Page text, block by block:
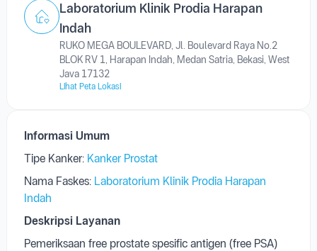
Laboratorium Klinik Prodia Harapan
Indah
RUKO MEGA BOULEVARD, Jl. Boulevard Raya No.2
BLOK RV 1, Harapan Indah, Medan Satria, Bekasi, West
Java 17132
Lihat Peta Lokasi
Informasi Umum
Tipe Kanker: Kanker Prostat
Nama Faskes: Laboratorium Klinik Prodia Harapan
Indah
Deskripsi Layanan
Pemeriksaan free prostate spesific antigen (free PSA)